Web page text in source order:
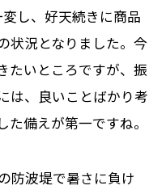
し、好天続きに商品
状況となりました。今
たいところですが、振
は、良いことばかり考
備えが第一ですね。
防波堤で暑さに負け